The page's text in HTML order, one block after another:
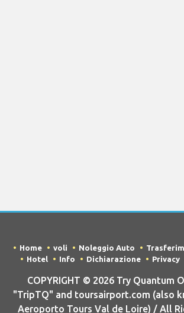
Home voli Noleggio Auto
Hotel
Info Dichiarazione Privacy
COPYRIGHT © 2026 Try Quantum
"TripTQ" and toursairport.com (also
Aeroporto Tours Val de Loire) / All